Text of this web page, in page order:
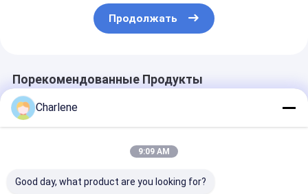
Продолжать
Порекомендованные Продукты
Charlene
9:09 AM
Good day, what product are you looking for?